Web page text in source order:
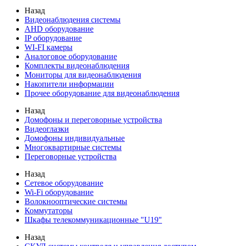
Назад
Видеонаблюдения cистемы
AHD оборудование
IP оборудование
WI-FI камеры
Аналоговое оборудование
Комплекты видеонаблюдения
Мониторы для видеонаблюдения
Накопители информации
Прочее оборудование для видеонаблюдения
Назад
Домофоны и переговорные устройства
Видеоглазки
Домофоны индивидуальные
Многоквартирные системы
Переговорные устройства
Назад
Сетевое оборудование
Wi-Fi оборудование
Волокнооптические системы
Коммутаторы
Шкафы телекоммуникационные "U19"
Назад